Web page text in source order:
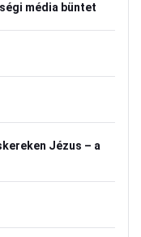
média büntet
Jézus – a